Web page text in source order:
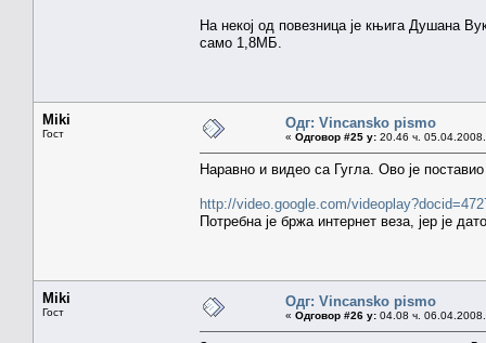
На некој од повезница је књига Душана
само 1,8МБ.
Miki
Гост
Одг: Vincansko pismo
« Одговор #25 у: 20.46 ч.
Наравно и видео са Гугла. Ово је
http://video.google.com/
Потребна је бржа интернет веза, јер је
Miki
Гост
Одг: Vincansko pismo
« Одговор #26 у: 04.08 ч.